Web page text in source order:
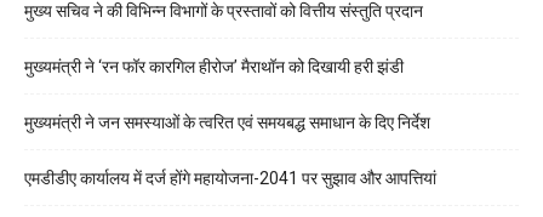
मुख्य सचिव ने की विभिन्न विभागों के प्रस्तावों को वित्तीय संस्तुति प्रदान
मुख्यमंत्री ने ‘रन फॉर कारगिल हीरोज’ मैराथॉन को दिखायी हरी झंडी
मुख्यमंत्री ने जन समस्याओं के त्वरित एवं समयबद्ध समाधान के दिए निर्देश
एमडीडीए कार्यालय में दर्ज होंगे महायोजना-2041 पर सुझाव और आपत्तियां